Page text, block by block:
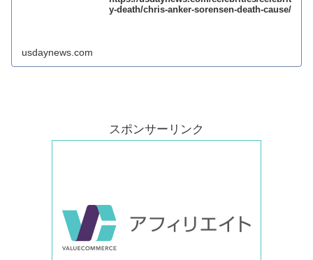
y-death/chris-anker-sorensen-death-cause/
usdaynews.com
スポンサーリンク